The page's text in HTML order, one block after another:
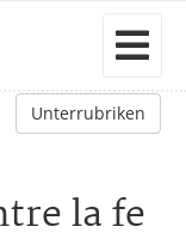
Unterrubriken
la fe